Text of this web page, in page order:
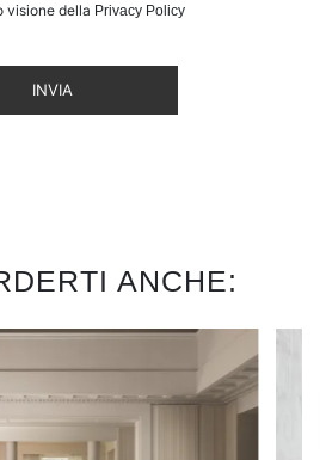
visione della Privacy Policy
INVIA
ANCHE: